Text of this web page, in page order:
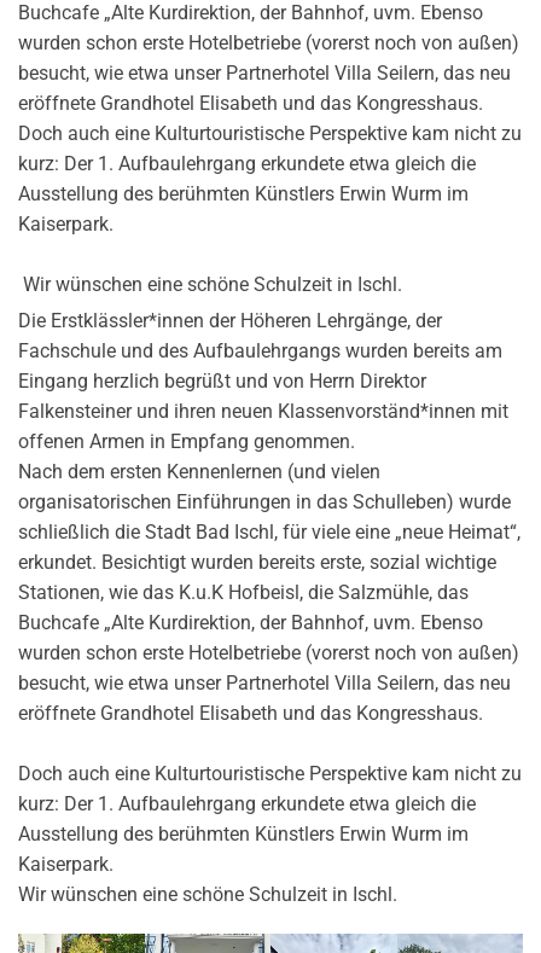
Buchcafe „Alte Kurdirektion, der Bahnhof, uvm. Ebenso
wurden schon erste Hotelbetriebe (vorerst noch von außen)
besucht, wie etwa unser Partnerhotel Villa Seilern, das neu
eröffnete Grandhotel Elisabeth und das Kongresshaus.
Doch auch eine Kulturtouristische Perspektive kam nicht zu
kurz: Der 1. Aufbaulehrgang erkundete etwa gleich die
Ausstellung des berühmten Künstlers Erwin Wurm im
Kaiserpark.
Wir wünschen eine schöne Schulzeit in Ischl.
Die Erstklässler*innen der Höheren Lehrgänge, der
Fachschule und des Aufbaulehrgangs wurden bereits am
Eingang herzlich begrüßt und von Herrn Direktor
Falkensteiner und ihren neuen Klassenvorständ*innen mit
offenen Armen in Empfang genommen.
Nach dem ersten Kennenlernen (und vielen
organisatorischen Einführungen in das Schulleben) wurde
schließlich die Stadt Bad Ischl, für viele eine „neue Heimat“,
erkundet. Besichtigt wurden bereits erste, sozial wichtige
Stationen, wie das K.u.K Hofbeisl, die Salzmühle, das
Buchcafe „Alte Kurdirektion, der Bahnhof, uvm. Ebenso
wurden schon erste Hotelbetriebe (vorerst noch von außen)
besucht, wie etwa unser Partnerhotel Villa Seilern, das neu
eröffnete Grandhotel Elisabeth und das Kongresshaus.
Doch auch eine Kulturtouristische Perspektive kam nicht zu
kurz: Der 1. Aufbaulehrgang erkundete etwa gleich die
Ausstellung des berühmten Künstlers Erwin Wurm im
Kaiserpark.
Wir wünschen eine schöne Schulzeit in Ischl.